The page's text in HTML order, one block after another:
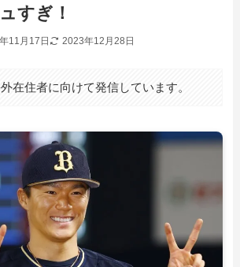
すぎ！
11月17日 2023年12月28日
在住者に向けて発信しています。